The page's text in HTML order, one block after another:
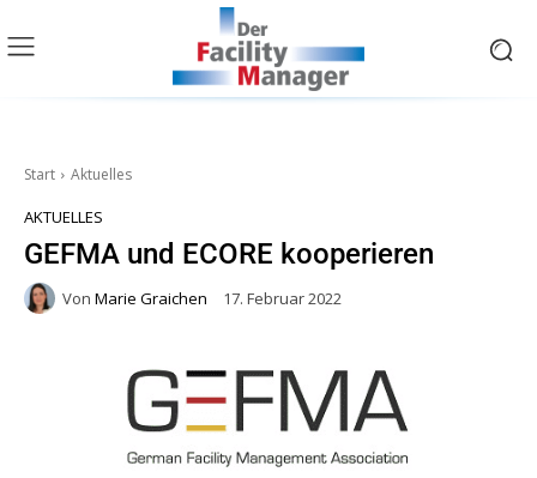
Start Aktuelles
AKTUELLES
GEFMA und ECORE kooperieren
Von Marie Graichen 17. Februar 2022